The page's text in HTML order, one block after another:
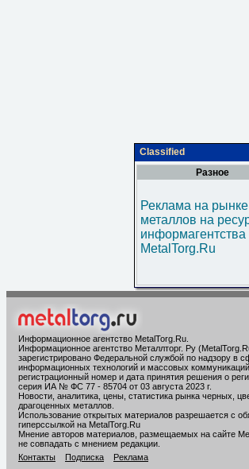
Classified
Разное
Реклама на рынке
металлов на
информагентства
MetalTorg.Ru
Информационное агентство MetalTorg.Ru
Информационное агентство Металлторг. Ру
зарегистрировано Федеральной службой по надзору в
информационных технологий и массовых
регистрационный номер и дата принятия решения о
серия ИА № ФС 77 - 85704 от 03 августа 2023 г.
Новости, аналитика, цены, статистика рынка черных,
драгоценных металлов.
Использование открытых материалов разрешается с
гиперссылкой на MetalTorg.Ru
Мнение авторов материалов, размещаемых на сайте
не совпадать с мнением редакции.
Контакты
Подписка Реклама